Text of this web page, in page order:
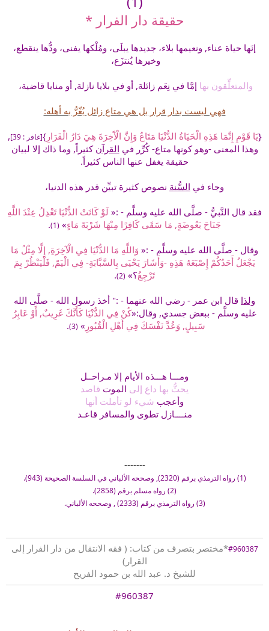
حقيقة دار الفرار *
إنَها حياة عناء, ونعيمها بلاء، جديدها يبلَى، ومُلْكها يفنى، ودُّها ينقطع،
وخيرها يُنتزَع،
والمتعلِّقون بها إمَّا في نِعَم زائلة, أو في بلايا نازلة, أو منايا قاضية،
فهي ليست بدار قرار بل هي متاع زائل يُغّرُّ به أهله:
{يَا قَوْمِ إِنَّمَا هَذِهِ الْحَيَاةُ الدُّنْيَا مَتَاعٌ وَإِنَّ الْآَخِرَةَ هِيَ دَارُ الْقَرَارِ}[غافر : 39]
,
وهذا المعنى -وهو كونها متاع- كُرِّر في القرآن كثيراً, وما ذاك إلا لبيان
حقيقة يغفل عنها الناس كثيراً.
وجاء في السُّنة نصوص كثيرة تبيِّن قدر هذه الدنيا،
فقد قال النَّبيُّ - صلَّى الله عليه وسلَّم - :« لَوْ كَانَتْ الدُّنْيَا تَعْدِلُ عِنْدَ اللَّهِ
جَنَاحَ بَعُوضَةٍ, مَا سَقَى كَافِرًا مِنْهَا شَرْبَةَ مَاءٍ»
(1)
.
وقال - صلَّى الله عليه وسلَّم - :« وَاللَّهِ مَا الدُّنْيَا فِي الْآخِرَةِ, إِلَّا مِثْلُ مَا
يَجْعَلُ أَحَدُكُمْ إِصْبَعَهُ هَذِهِ -وَأَشَارَ يَحْيَى بِالسَّبَّابَةِ- فِي الْيَمّ, فَلْيَنْظُرْ بِمَ
تَرْجِعُ؟» (2)
.
ولذا قال ابن عمر - رضي الله عنهما - :" أخذ رسول الله - صلَّى الله
عليه وسلَّم - ببعض جسدي, وقال:«كُنْ فِي الدُّنْيَا كَأَنَّكَ غَرِيبٌ, أَوْ عَابِرُ
سَبِيلٍ, وَعُدَّ نَفْسَكَ فِي أَهْلِ الْقُبُورِ »
(3)
.
ومـــا هـــذه الأيام إلا مـراحــل
يحثُّ بها داع إلى الموت قاصد
وأعجب شيء لو تأملت أنها
منــــازل تطوى والمسافر قاعـد
-------
(1) رواه الترمذي برقم (2320), وصححه الألباني في السلسة الصحيحة (943)
.
(2) رواه مسلم برقم (2858).
(3) رواه الترمذي برقم (2333) , وصححه الألباني.
#960387*مختصر بتصرف من كتاب: ( فقه الانتقال من دار الفرار إلى
القرار)
للشيخ د. عبد الله بن حمود الفريح
#960387